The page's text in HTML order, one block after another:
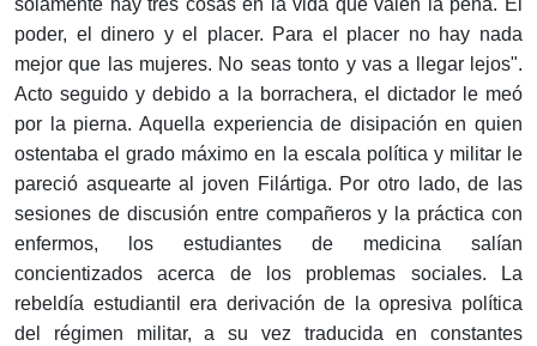
solamente hay tres cosas en la vida que valen la pena. El
poder, el dinero y el placer. Para el placer no hay nada
mejor que las mujeres. No seas tonto y vas a llegar lejos".
Acto seguido y debido a la borrachera, el dictador le meó
por la pierna. Aquella experiencia de disipación en quien
ostentaba el grado máximo en la escala política y militar le
pareció asquearte al joven Filártiga. Por otro lado, de las
sesiones de discusión entre compañeros y la práctica con
enfermos, los estudiantes de medicina salían
concientizados acerca de los problemas sociales. La
rebeldía estudiantil era derivación de la opresiva política
del régimen militar, a su vez traducida en constantes